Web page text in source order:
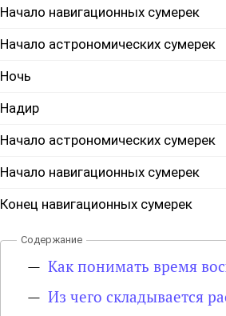
Начало навигационных сумерек
Начало астрономических сумерек
Ночь
Надир
Начало астрономических сумерек
Начало навигационных сумерек
Конец навигационных сумерек
Как понимать время
Из чего складывается